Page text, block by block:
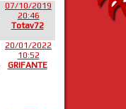
07/10/2019
20:46
Totav72
20/01/2022
10:52
GRIFANTE